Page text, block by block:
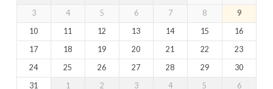
3
4 5 6 7 8
9
10
11 12 13 14 15
16
17
18 19 20 21 22
23
24
25 26 27 28 29
30
31
1 2 3 4 5 6